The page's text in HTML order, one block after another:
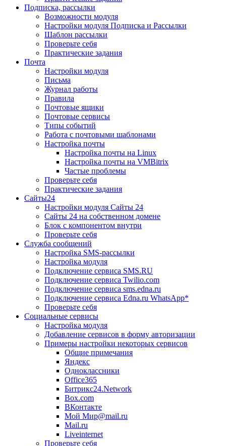
Подписка, рассылки
Возможности модуля
Настройки модуля Подписка и Рассылки
Шаблон рассылки
Проверьте себя
Практические задания
Почта
Настройки модуля
Письма
Журнал работы
Правила
Почтовые ящики
Почтовые сервисы
Типы событий
Работа с почтовыми шаблонами
Настройка почты
Настройка почты на Linux
Настройка почты на VMBitrix
Частые проблемы
Проверьте себя
Практические задания
Сайты24
Настройки модуля Сайты 24
Сайты 24 на собственном домене
Блок с компонентом внутри
Проверьте себя
Служба сообщений
Настройка SMS-рассылки
Настройка модуля
Подключение сервиса SMS.RU
Подключение сервиса Twilio.com
Подключение сервиса sms.edna.ru
Подключение сервиса Edna.ru WhatsApp*
Проверьте себя
Социальные сервисы
Настройка модуля
Добавление сервисов в форму авторизации
Примеры настройки некоторых сервисов
Общие примечания
Яндекс
Одноклассники
Office365
Битрикс24.Network
Box.com
ВКонтакте
Мой Мир@mail.ru
Mail.ru
Liveinternet
Проверьте себя